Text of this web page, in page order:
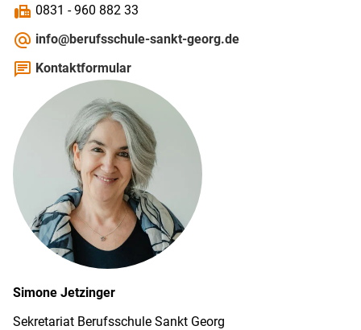
fax 0831 - 960 882 33
alternate_email info@berufsschule-sankt-georg.de
chat Kontaktformular
Simone Jetzinger
Sekretariat Berufs­schule Sankt Georg